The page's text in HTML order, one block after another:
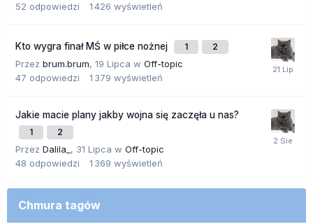
52 odpowiedzi 1 426 wyświetleń
Kto wygra finał MŚ w piłce nożnej 1 2
Przez brum.brum, 19 Lipca w Off-topic
47 odpowiedzi 1 379 wyświetleń
Jakie macie plany jakby wojna się zaczęła u nas?
1 2
Przez Dalila_ , 31 Lipca w Off-topic
48 odpowiedzi 1 369 wyświetleń
Chmura tagów